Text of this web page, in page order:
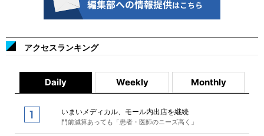
アクセスランキング
Daily Weekly Monthly
いまいメディカル、モール内出店を継続
門前減算あっても「患者・医師のニーズ高く」